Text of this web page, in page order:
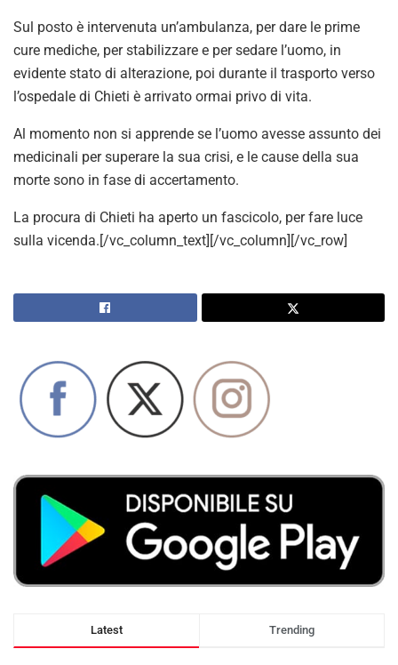
Sul posto è intervenuta un’ambulanza, per dare le prime
cure mediche, per stabilizzare e per sedare l’uomo, in
evidente stato di alterazione, poi durante il trasporto verso
l’ospedale di Chieti è arrivato ormai privo di vita.
Al momento non si apprende se l’uomo avesse assunto dei
medicinali per superare la sua crisi, e le cause della sua
morte sono in fase di accertamento.
La procura di Chieti ha aperto un fascicolo, per fare luce
sulla vicenda.[/vc_column_text][/vc_column][/vc_row]
Latest Trending